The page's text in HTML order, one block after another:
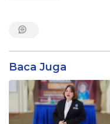
Baca Juga